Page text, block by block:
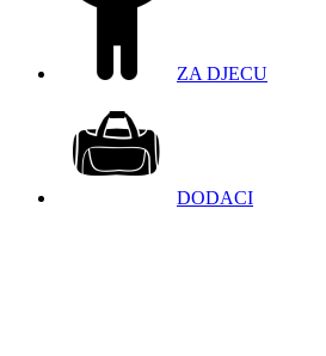
ZA DJECU
DODACI